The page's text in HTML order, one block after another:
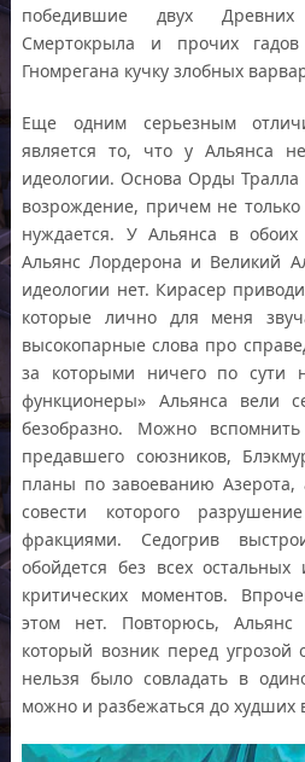
победившие двух
Смертокрыла и прочих
Гномрегана кучку злобных
Еще одним серьезным
является то, что у Альянса
идеологии. Основа Орды
возрождение, причем не только
нуждается. У Альянса в
Альянс Лордерона и Великий
идеологии нет. Кирасер
которые лично для меня
высокопарные слова про
за которыми ничего по сути
функционеры» Альянса вели
безобразно. Можно
предавшего союзников,
планы по завоеванию
совести которого
фракциями. Седогрив
обойдется без всех
критических моментов.
этом нет. Повторюсь, Альянс
который возник перед
нельзя было совладать в
можно и разбежаться до худших